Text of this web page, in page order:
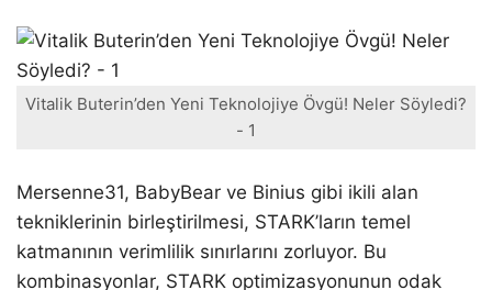
Vitalik Buterin’den Yeni Teknolojiye Övgü! Neler Söyledi?
- 1
Mersenne31, BabyBear ve Binius gibi ikili alan
tekniklerinin birleştirilmesi, STARK’ların temel
katmanının verimlilik sınırlarını zorluyor. Bu
kombinasyonlar, STARK optimizasyonunun odak